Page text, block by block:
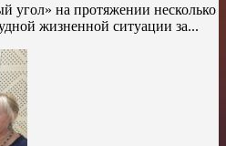
угол» на протяжении несколько
жизненной ситуации за...